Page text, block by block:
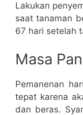
Lakukan
saat tanaman
67 hari setelah
Masa
Pemanenan
tepat karena
dan beras.